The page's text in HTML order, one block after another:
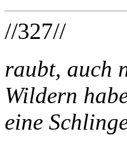
//327//
raubt, auch
Wildern
eine